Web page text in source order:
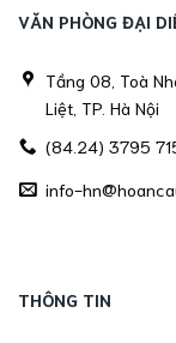
VĂN PHÒNG ĐẠI
Tầng 08, Toà
Liệt, TP. Hà Nội
(84.24) 3795
info-
THÔNG TIN